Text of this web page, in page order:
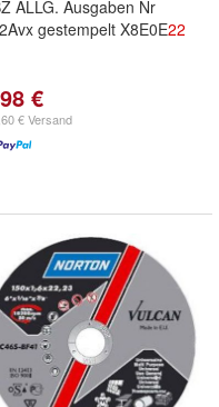
ALLG. Ausgaben Nr
gestempelt X8E0E22
€
€ Versand